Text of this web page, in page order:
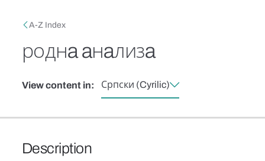
Breadcrumb
A-Z Index
роднa aнaлизa
View content in: Српски (Cyrilic)
Description